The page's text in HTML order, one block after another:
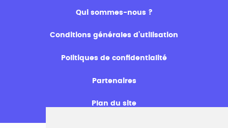
Qui sommes-nous ?
Conditions générales d’utilisation
Politiques de confidentialité
Partenaires
Plan du site